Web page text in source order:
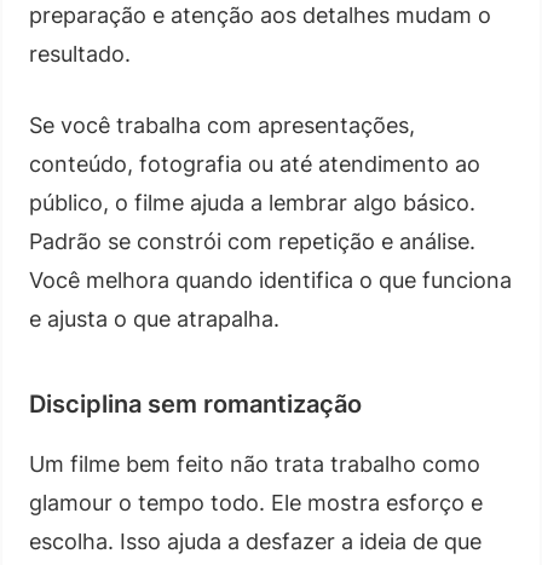
preparação e atenção aos detalhes mudam o
resultado.
Se você trabalha com apresentações,
conteúdo, fotografia ou até atendimento ao
público, o filme ajuda a lembrar algo básico.
Padrão se constrói com repetição e análise.
Você melhora quando identifica o que funciona
e ajusta o que atrapalha.
Disciplina sem romantização
Um filme bem feito não trata trabalho como
glamour o tempo todo. Ele mostra esforço e
escolha. Isso ajuda a desfazer a ideia de que